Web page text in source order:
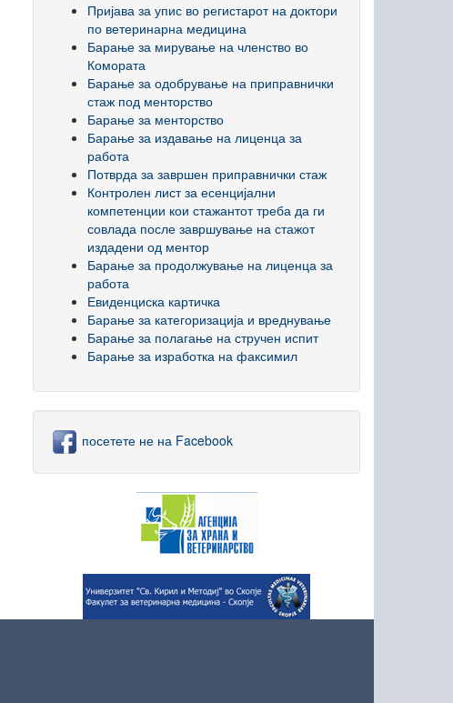
Пријава за упис во регистарот на доктори
по ветеринарна медицина
Барање за мирување на членство во
Комората
Барање за одобрување на приправнички
стаж под менторство
Барање за менторство
Барање за издавање на лиценца за
работа
Потврда за завршен приправнички стаж
Контролен лист за есенцијални
компетенции кои стажантот треба да ги
совлада после завршување на стажот
издадени од ментор
Барање за продолжување на лиценца за
работа
Евиденциска картичка
Барање за категоризација и вреднување
Барање за полагање на стручен испит
Барање за изработка на факсимил
посетете не на Facebook